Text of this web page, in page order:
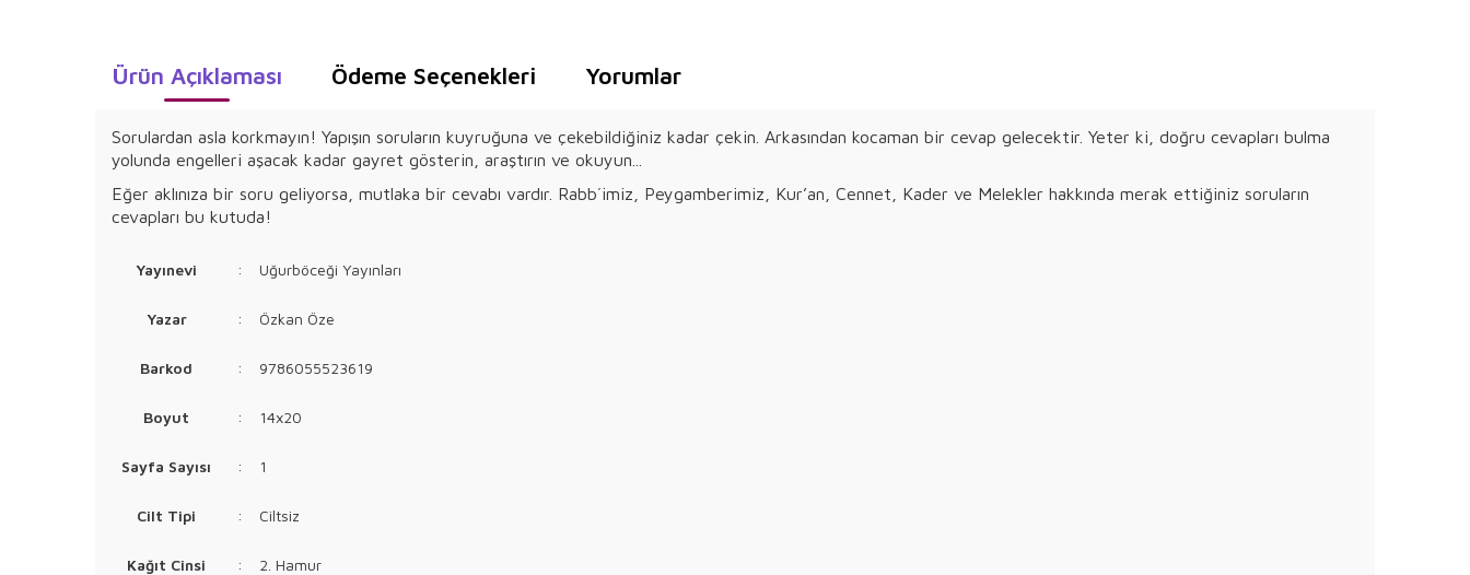
Ürün Açıklaması Ödeme Seçenekleri Yorumlar
Sorulardan asla korkmayın! Yapışın soruların kuyruğuna ve çekebildiğiniz kadar çekin. Arkasından kocaman bir cevap gelecektir. Yeter ki, doğru cevapları bulma
yolunda engelleri aşacak kadar gayret gösterin, araştırın ve okuyun...
Eğer aklınıza bir soru geliyorsa, mutlaka bir cevabı vardır. Rabb´imiz, Peygamberimiz, Kur’an, Cennet, Kader ve Melekler hakkında merak ettiğiniz soruların
cevapları bu kutuda!
Yayınevi : Uğurböceği Yayınları
Yazar : Özkan Öze
Barkod : 9786055523619
Boyut : 14x20
Sayfa Sayısı : 1
Cilt Tipi : Ciltsiz
Kağıt Cinsi : 2. Hamur